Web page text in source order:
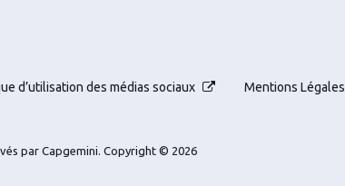
d’utilisation des médias sociaux Mentions Légales
par Capgemini. Copyright © 2026